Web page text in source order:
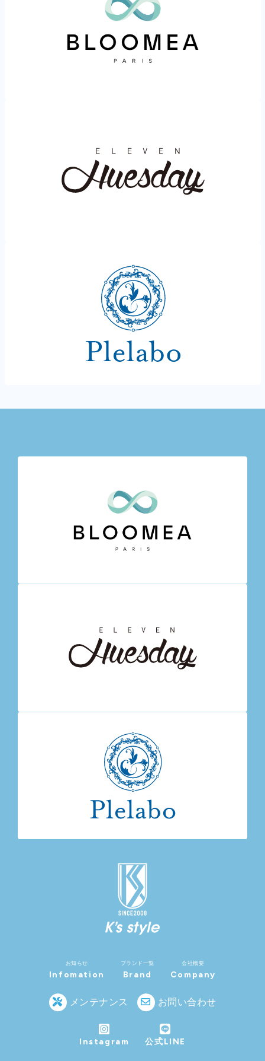
お知らせ
Infomation
ブランド一覧
Brand
会社概要
Company
メンテナンス お問い合わせ
Instagram 公式LINE